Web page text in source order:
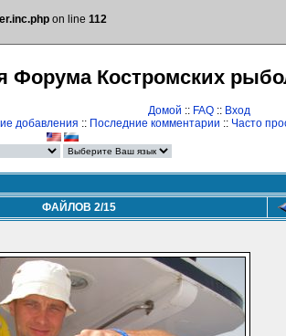
on line 112
Форума Костромских
Домой :: FAQ :: Вход
добавления :: Последние комментарии :: Часто
ФАЙЛОВ 2/15